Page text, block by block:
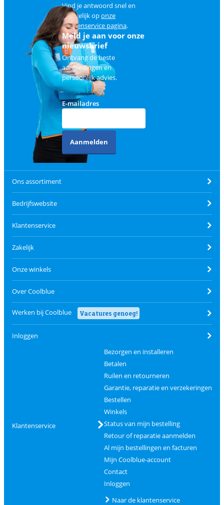
Vind je antwoord snel en
makkelijk oponze
klantenservice pagina.
Meld je aan voor onze
nieuwsbrief
Ontvang de beste
aanbiedingen en
persoonlijk advies.
E-mailadres
Aanmelden
Ons assortiment
Bedrijfswebsite
Klantenservice
Zakelijk
Onze winkels
Over Coolblue
Werken bij Coolblue Vacatures genoeg!
Inloggen
Klantenservice
Bezorgen en installeren
Betalen
Ruilen en retourneren
Garantie, reparatie en verzekeringen
Bestellen
Winkels
Status van mijn bestelling
Retour of reparatie aanmelden
Al mijn bestellingen en facturen
Mijn Coolblue-account
Contact
Inloggen
Naar de klantenservice